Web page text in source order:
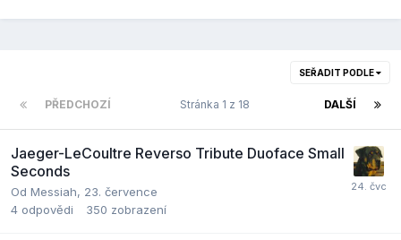
SEŘADIT PODLE
PŘEDCHOZÍ DALŠÍ
Stránka 1 z 18
Jaeger-LeCoultre Reverso Tribute Duoface Small
Seconds
Od Messiah, 23. července
4 odpovědi 350 zobrazení